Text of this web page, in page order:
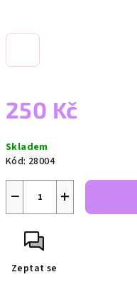
250 Kč
cena:
Skladem
Kód: 28004
+
−
Zeptat se